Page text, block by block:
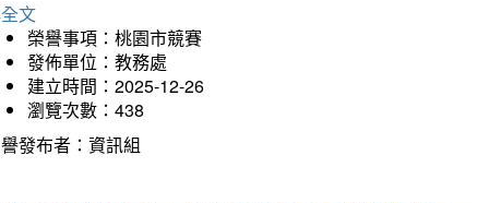
文
榮譽事項：桃園市競賽
發佈單位：教務處
建立時間：2025-12-26
瀏覽次數：438
發布者：資訊組